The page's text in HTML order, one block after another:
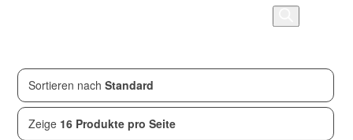
Sortieren nachStandard
Zeige 16 Produkte pro Seite
Zeige1von1Produkten